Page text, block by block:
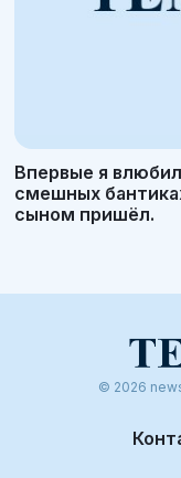
Впервые я
смешных
сыном пришёл.
© 2026